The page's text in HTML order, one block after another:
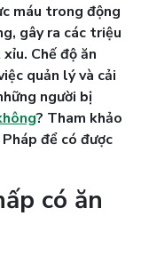
máu trong động
gây ra các triệu
Chế độ ăn
quản lý và cải
người bị
? Tham khảo
để có được
có ăn